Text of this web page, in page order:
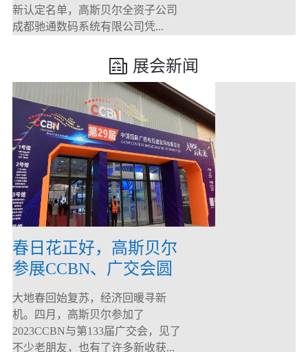
新认定名单，高斯贝尔全资子公司
成都驰通数码系统有限公司凭...
展会新闻
春日花正好，高斯贝尔
参展CCBN、广交会圆
满落幕！
大地春回始复苏，经济回暖寻新
机。四月，高斯贝尔参加了
2023CCBN与第133届广交会，见了
不少老朋友，也有了许多新收获...